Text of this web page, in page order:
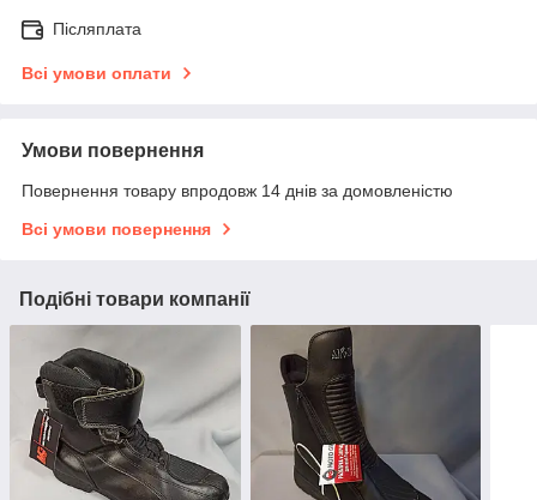
Післяплата
Всі умови оплати
Умови повернення
Повернення товару впродовж 14 днів за домовленістю
Всі умови повернення
Подібні товари компанії